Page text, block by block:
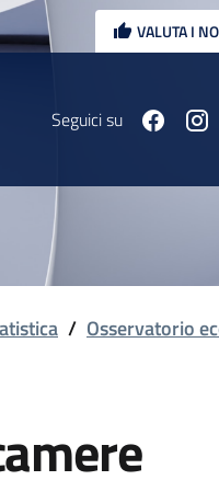
VALUTA I
Seguici su
/ Osservatorio